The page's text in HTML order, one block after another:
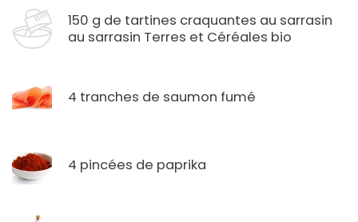
150 g de tartines craquantes au sarrasin
au sarrasin Terres et Céréales bio
4 tranches de saumon fumé
4 pincées de paprika